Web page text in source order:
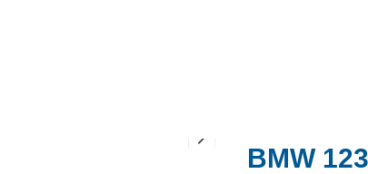
BMW